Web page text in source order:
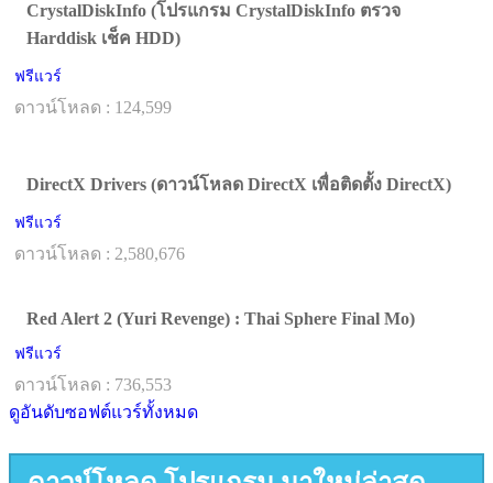
CrystalDiskInfo (โปรแกรม CrystalDiskInfo ตรวจ
Harddisk เช็ค HDD)
ฟรีแวร์
ดาวน์โหลด : 124,599
DirectX Drivers (ดาวน์โหลด DirectX เพื่อติดตั้ง DirectX)
ฟรีแวร์
ดาวน์โหลด : 2,580,676
Red Alert 2 (Yuri Revenge) : Thai Sphere Final Mo)
ฟรีแวร์
ดาวน์โหลด : 736,553
ดูอันดับซอฟต์แวร์ทั้งหมด